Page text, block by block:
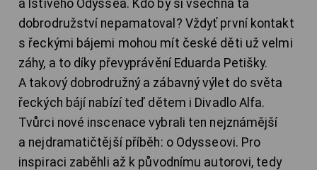
a lstivého Odyssea. Kdo by si všechna ta
dobrodružství nepamatoval? Vždyť první kontakt
s řeckými bájemi mohou mít české děti už velmi
záhy, a to díky převyprávění Eduarda Petišky.
A takový dobrodružný a zábavný výlet do světa
řeckých bájí nabízí teď dětem i Divadlo Alfa.
Tvůrci nové inscenace vybrali ten nejznámější
a nejdramatičtější příběh: o Odysseovi. Pro
inspiraci zaběhli až k původnímu autorovi, tedy